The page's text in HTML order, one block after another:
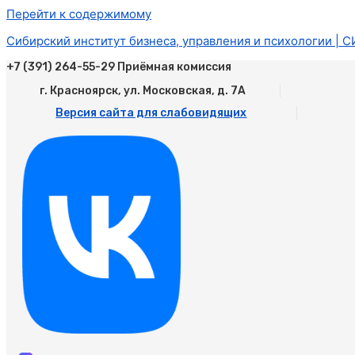
Перейти к содержимому
Сибирский институт бизнеса, управления и психологии |
+7 (391) 264-55-29 Приёмная комиссия
г. Красноярск, ул. Московская, д. 7А
Версия сайта для слабовидящих